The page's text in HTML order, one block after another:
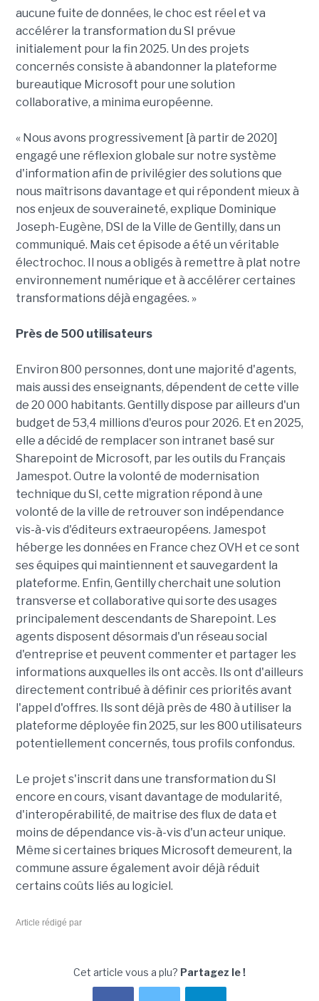
aucune fuite de données, le choc est réel et va
accélérer la transformation du SI prévue
initialement pour la fin 2025. Un des projets
concernés consiste à abandonner la plateforme
bureautique Microsoft pour une solution
collaborative, a minima européenne.
« Nous avons progressivement [à partir de 2020]
engagé une réflexion globale sur notre système
d'information afin de privilégier des solutions que
nous maîtrisons davantage et qui répondent mieux à
nos enjeux de souveraineté, explique Dominique
Joseph-Eugène, DSI de la Ville de Gentilly, dans un
communiqué. Mais cet épisode a été un véritable
électrochoc. Il nous a obligés à remettre à plat notre
environnement numérique et à accélérer certaines
transformations déjà engagées. »
Près de 500 utilisateurs
Environ 800 personnes, dont une majorité d'agents,
mais aussi des enseignants, dépendent de cette ville
de 20 000 habitants. Gentilly dispose par ailleurs d'un
budget de 53,4 millions d'euros pour 2026. Et en 2025,
elle a décidé de remplacer son intranet basé sur
Sharepoint de Microsoft, par les outils du Français
Jamespot. Outre la volonté de modernisation
technique du SI, cette migration répond à une
volonté de la ville de retrouver son indépendance
vis-à-vis d'éditeurs extraeuropéens. Jamespot
héberge les données en France chez OVH et ce sont
ses équipes qui maintiennent et sauvegardent la
plateforme. Enfin, Gentilly cherchait une solution
transverse et collaborative qui sorte des usages
principalement descendants de Sharepoint. Les
agents disposent désormais d'un réseau social
d'entreprise et peuvent commenter et partager les
informations auxquelles ils ont accès. Ils ont d'ailleurs
directement contribué à définir ces priorités avant
l'appel d'offres. Ils sont déjà près de 480 à utiliser la
plateforme déployée fin 2025, sur les 800 utilisateurs
potentiellement concernés, tous profils confondus.
Le projet s'inscrit dans une transformation du SI
encore en cours, visant davantage de modularité,
d'interopérabilité, de maitrise des flux de data et
moins de dépendance vis-à-vis d'un acteur unique.
Même si certaines briques Microsoft demeurent, la
commune assure également avoir déjà réduit
certains coûts liés au logiciel.
Article rédigé par
Cet article vous a plu? Partagez le !